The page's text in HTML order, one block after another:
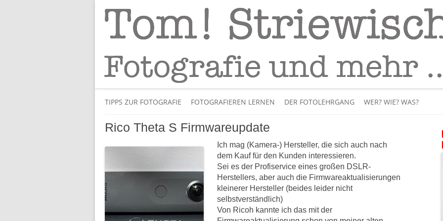
Tom! Striewisch – Fotografieren lernen
Tipps und Tricks und Meinungen zur Fotografie
to
TIPPS ZUR FOTOGRAFIE FOTOGRAFIEREN LERNEN DER FOTOLEHRGANG WER? WIE? WAS?
BÜCHER
IM INTERNET
Rico Theta S Firmwareupdate
Ich mag (Kamera-) Hersteller, die sich auch nach
dem Kauf für den Kunden interessieren.
Sei es der Profiservice eines großen DSLR-
Herstellers, aber auch die Firmwareaktualisierungen
kleinerer Hersteller (beides leider nicht
selbstverständlich)
Von Ricoh kannte ich das mit der